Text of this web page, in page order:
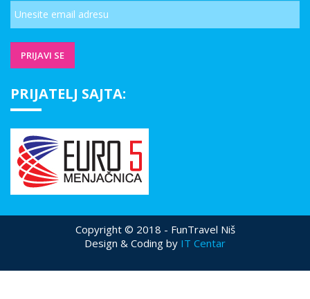
PRIJATELJ SAJTA:
Copyright © 2018 - FunTravel Niš
Design & Coding by IT Centar